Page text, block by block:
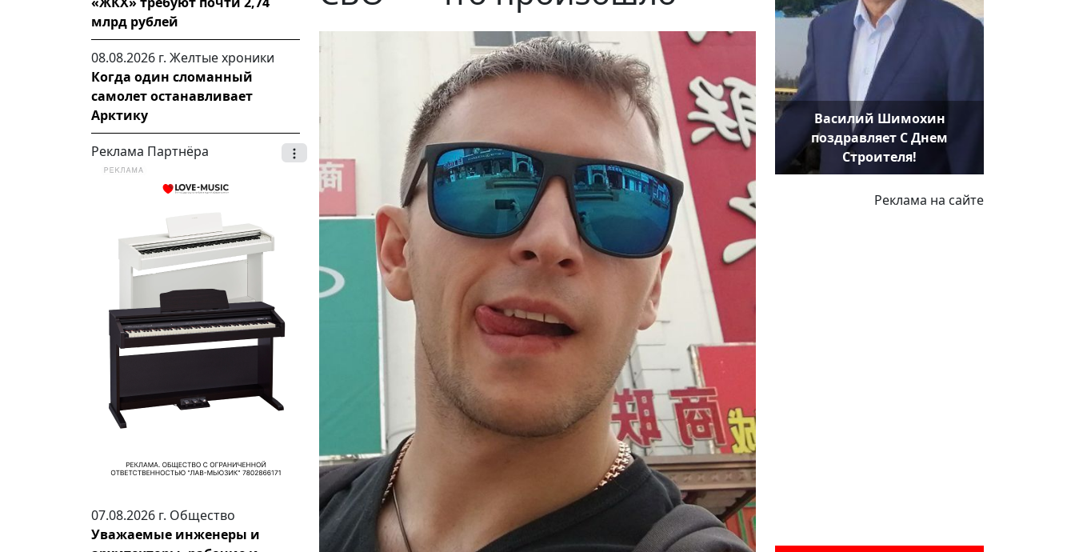
млрд рублей
08.08.2026 г. Желтые хроники
Когда один сломанный
самолет останавливает
Арктику
Реклама Партнёра
07.08.2026 г. Общество
Уважаемые инженеры и
Василий Шимохин
поздравляет С Днем
Строителя!
Реклама на сайте